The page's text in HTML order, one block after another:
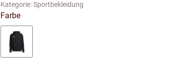
Kategorie:Sportbekleidung
Farbe